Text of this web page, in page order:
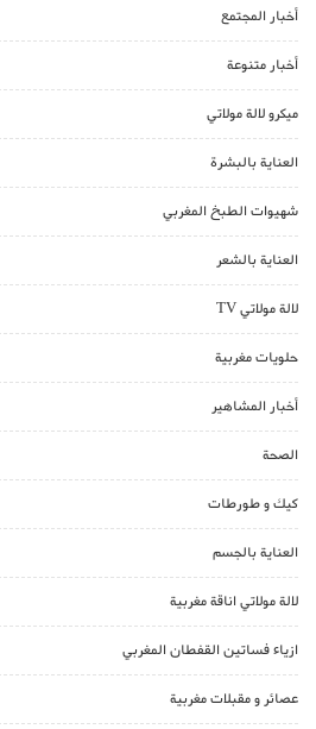
أخبار المجتمع
أخبار متنوعة
ميكرو لالة مولاتي
العناية بالبشرة
شهيوات الطبخ المغربي
العناية بالشعر
لالة مولاتي TV
حلويات مغربية
أخبار المشاهير
الصحة
كيك و طورطات
العناية بالجسم
لالة مولاتي اناقة مغربية
ازياء فساتين القفطان المغربي
عصائر و مقبلات مغربية